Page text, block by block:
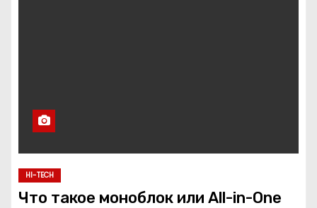
HI-TECH
Что такое моноблок или All-in-One